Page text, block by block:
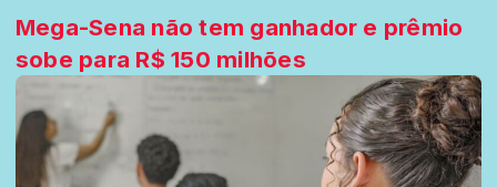
Mega-Sena não tem ganhador e prêmio
sobe para R$ 150 milhões